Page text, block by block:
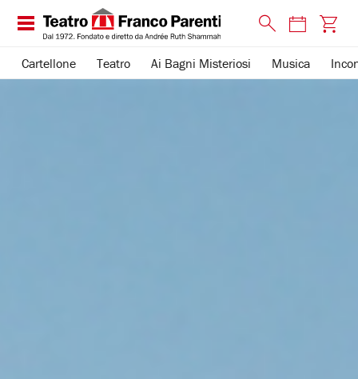
Cartellone Teatro Ai Bagni Misteriosi Musica